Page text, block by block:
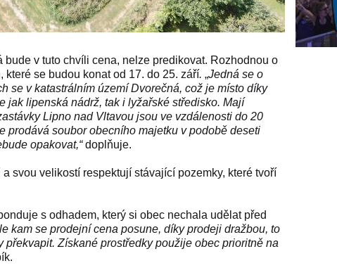
v tuto chvíli cena, nelze predikovat. Rozhodnou o
se budou konat od 17. do 25. září. „Jedná se o
se v katastrálním území Dvorečná, což je místo díky
lipenská nádrž, tak i lyžařské středisko. Mají
Lipno nad Vltavou jsou ve vzdálenosti do 20
prodává soubor obecního majetku v podobě deseti
opakovat,“doplňuje.
a svou velikostí respektují stávající pozemky, které tvoří
s odhadem, který si obec nechala udělat před
kam se prodejní cena posune, díky prodeji dražbou, to
Získané prostředky použije obec prioritně na